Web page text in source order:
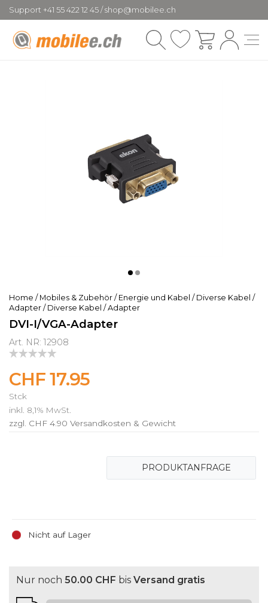
Support +41 55 422 12 45 / shop@mobilee.ch
Home / Mobiles & Zubehör / Energie und Kabel / Diverse Kabel /
Adapter / Diverse Kabel / Adapter
DVI-I/VGA-Adapter
Art. NR: 12908
CHF 17.95
Stck
inkl. 8,1% MwSt.
zzgl. CHF 4.90 Versandkosten & Gewicht
Nicht auf Lager
PRODUKTANFRAGE
Nur noch 50.00 CHF bis Versand gratis